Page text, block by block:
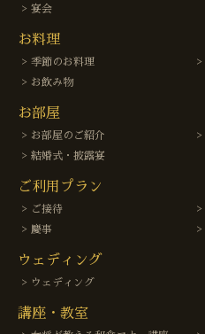
宴会
お料理
季節のお料理
お飲み物
お部屋
お部屋のご紹介
結婚式・披露宴
ご利用プラン
ご接待
慶事
ウェディング
ウェディング
講座・教室